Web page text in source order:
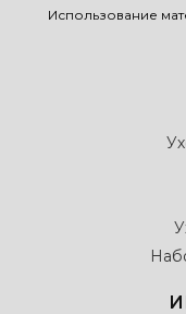
Использование